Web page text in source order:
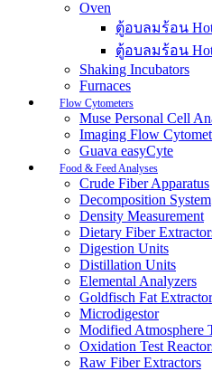
Oven
ตู้อบลมร้อน Hot
ตู้อบลมร้อน Hot
Shaking Incubators
Furnaces
Flow Cytometers
Muse Personal Cell
Imaging Flow
Guava easyCyte
Food & Feed Analyses
Crude Fiber Apparatus
Decomposition System
Density Measurement
Dietary Fiber
Digestion Units
Distillation Units
Elemental Analyzers
Goldfisch Fat
Microdigestor
Modified Atmosphere
Oxidation Test
Raw Fiber Extractors